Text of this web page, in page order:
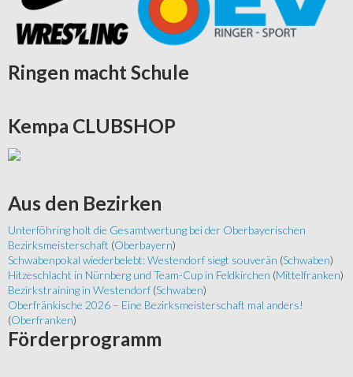
Ringen macht Schule
Kempa CLUBSHOP
Aus den Bezirken
Unterföhring holt die Gesamtwertung bei der Oberbayerischen
Bezirksmeisterschaft (Oberbayern)
Schwabenpokal wiederbelebt: Westendorf siegt souverän (Schwaben)
Hitzeschlacht in Nürnberg und Team-Cup in Feldkirchen (Mittelfranken)
Bezirkstraining in Westendorf (Schwaben)
Oberfränkische 2026 – Eine Bezirksmeisterschaft mal anders!
(Oberfranken)
Förderprogramm